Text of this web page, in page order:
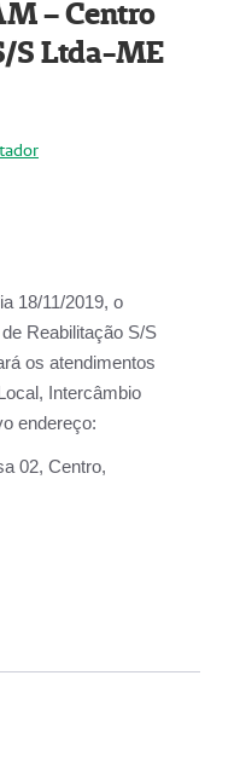
– Centro
S Ltda-ME
18/11/2019, o
Reabilitação S/S
os atendimentos
Intercâmbio
endereço:
02, Centro,